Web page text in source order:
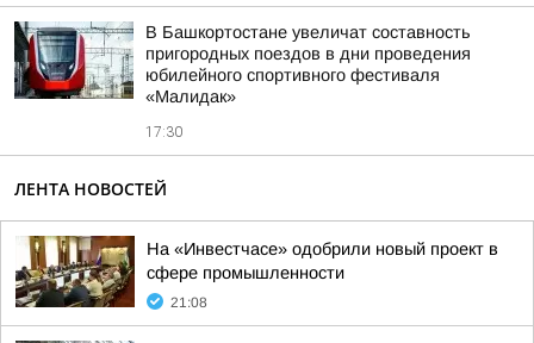
В Башкортостане увеличат составность
пригородных поездов в дни проведения
юбилейного спортивного фестиваля
«Малидак»
17:30
ЛЕНТА НОВОСТЕЙ
На «Инвестчасе» одобрили новый проект в
сфере промышленности
21:08